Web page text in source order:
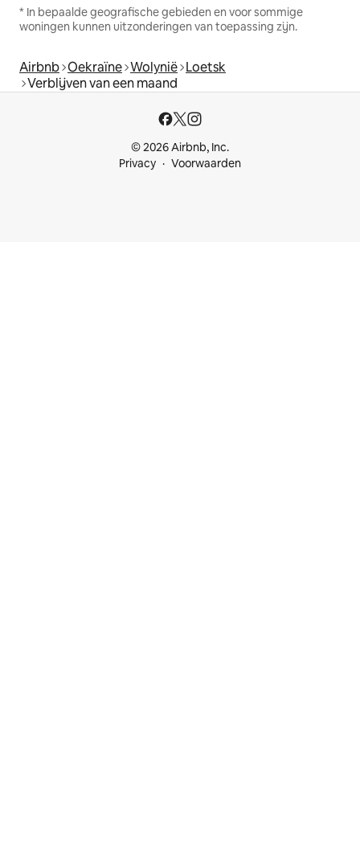
* In bepaalde geografische gebieden en voor sommige
woningen kunnen uitzonderingen van toepassing zijn.
Airbnb Oekraïne Wolynië Loetsk
Verblijven van een maand
© 2026 Airbnb, Inc.
Privacy
Voorwaarden